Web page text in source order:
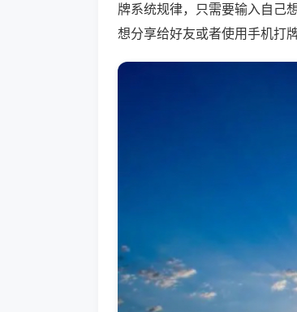
牌系统规律，只需要输入自己
想分享给好友或者使用手机打